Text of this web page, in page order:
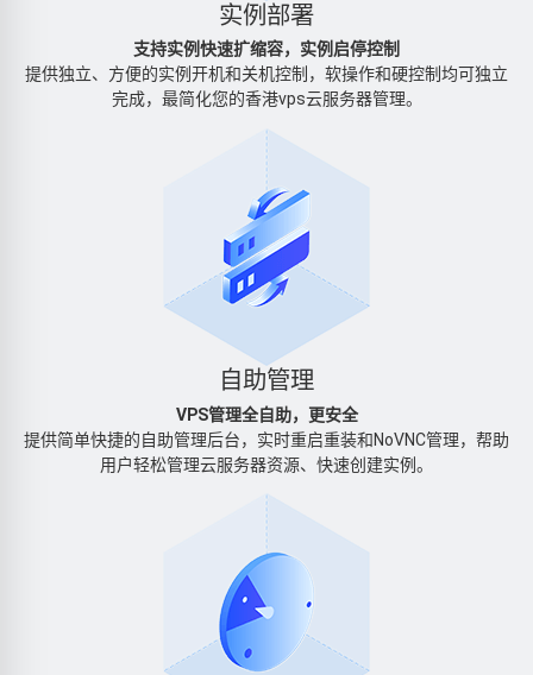
实例部署
支持实例快速扩缩容，实例启停控制
提供独立、方便的实例开机和关机控制，软操作和硬控制均可独立
完成，最简化您的香港vps云服务器管理。
自助管理
VPS管理全自助，更安全
提供简单快捷的自助管理后台，实时重启重装和NoVNC管理，帮助
用户轻松管理云服务器资源、快速创建实例。